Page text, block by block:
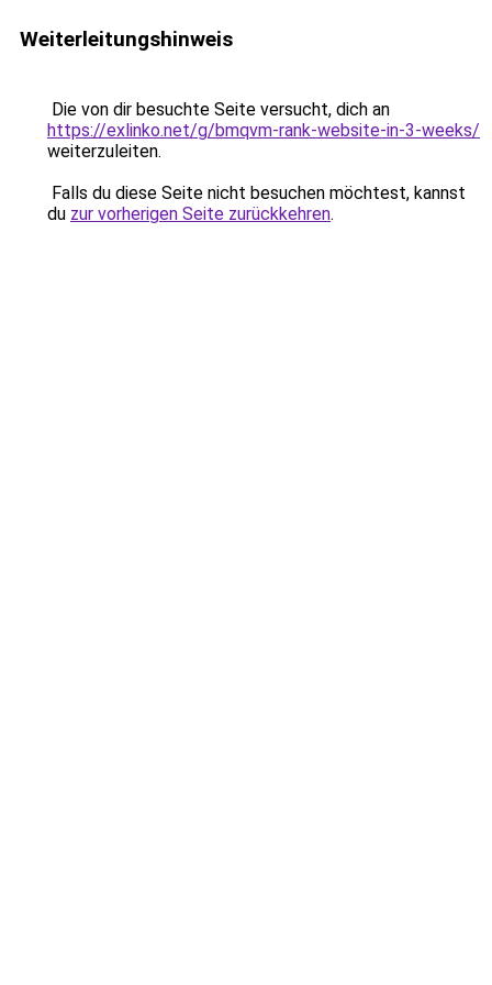
Weiterleitungshinweis
Die von dir besuchte Seite versucht, dich an
https://exlinko.net/g/bmqvm-rank-website-in-3-weeks/
weiterzuleiten.
Falls du diese Seite nicht besuchen möchtest, kannst
du zur vorherigen Seite zurückkehren.